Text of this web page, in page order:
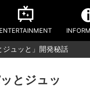
ENTERTAINMENT
ュッと」開発秘話
とジュッ